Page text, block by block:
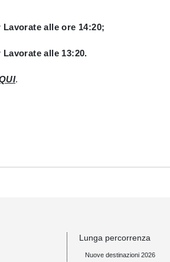
alle ore 14:20;
alle 13:20.
.
Lunga percorrenza
Nuove destinazioni 2026